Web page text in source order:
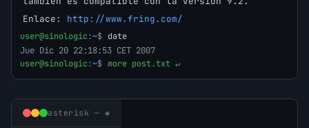
Enlace: http://www.fring.com/
user@sinologic:~$ date
Jue Dic 20 22:18:53 CET 2007
user@sinologic:~$ more post.txt ↵
asterisk — ◈